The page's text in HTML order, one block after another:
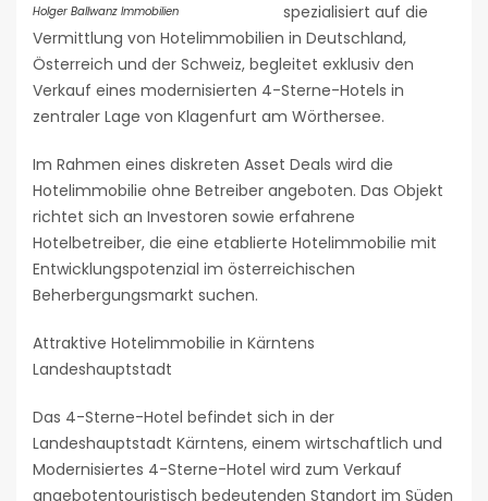
Holger Ballwanz Immobilien
spezialisiert auf die
Vermittlung von Hotelimmobilien in Deutschland,
Österreich und der Schweiz, begleitet exklusiv den
Verkauf eines modernisierten 4-Sterne-Hotels in
zentraler Lage von Klagenfurt am Wörthersee.
Im Rahmen eines diskreten Asset Deals wird die
Hotelimmobilie ohne Betreiber angeboten. Das Objekt
richtet sich an Investoren sowie erfahrene
Hotelbetreiber, die eine etablierte Hotelimmobilie mit
Entwicklungspotenzial im österreichischen
Beherbergungsmarkt suchen.
Attraktive Hotelimmobilie in Kärntens
Landeshauptstadt
Das 4-Sterne-Hotel befindet sich in der
Landeshauptstadt Kärntens, einem wirtschaftlich und
Modernisiertes 4-Sterne-Hotel wird zum Verkauf
angebotentouristisch bedeutenden Standort im Süden